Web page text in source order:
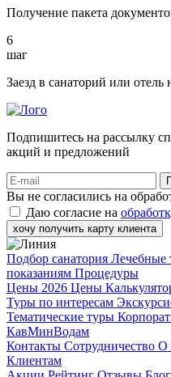
Получение пакета
6
шаг
Заезд в санаторий или отель
Подпишитесь на рассылку
акций и предложений
Вы не согласились на
Даю согласие на
хочу получить карту клиента
Подбор санатория Лечебные
показаниям Процедуры
Цены 2026 Цены
Туры по интересам
Тематические туры
КавМинВодам
Контакты Сотрудничество О
Клиентам